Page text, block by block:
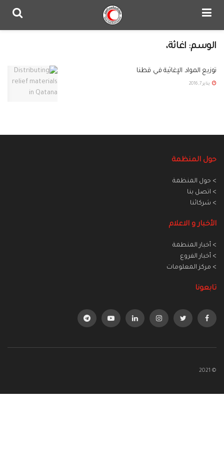
الوسم: اغاثة،
توزيع المواد الإغاثية في قطنا
يناير 7, 2016
حول المنظمة
> حول المنظمة
> اتصل بنا
> شركائنا
الأخبار و الاعلام
> أخبار المنطمة
> أخبار الفروع
> مركز المعلومات
تابعونا
© 2021